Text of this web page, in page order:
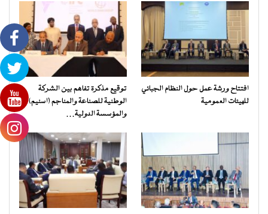
افتتاح ورشة عمل حول النظام الجبائي
للهيئات العمومية
توقيع مذكرة تفاهم بين الشركة
الوطنية للصناعة والمناجم (اسنيم)
والمؤسسة الدولية…